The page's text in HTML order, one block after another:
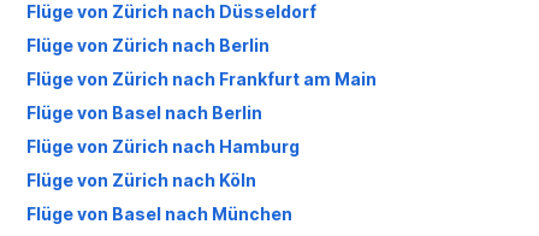
Flüge von Zürich nach Düsseldorf
Flüge von Zürich nach Berlin
Flüge von Zürich nach Frankfurt am Main
Flüge von Basel nach Berlin
Flüge von Zürich nach Hamburg
Flüge von Zürich nach Köln
Flüge von Basel nach München